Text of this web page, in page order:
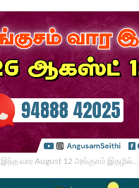
இந்த வார August 12 அங்குசம் இதழில்…